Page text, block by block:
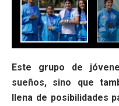
Este grupo de
sueños, sino que
llena de posibilidades